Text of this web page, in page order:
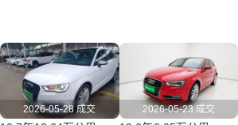
2026-05-28 成交 2026-05-23 成交